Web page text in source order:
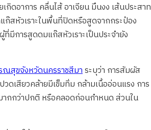
ดอาการ คลื่นไส้ อาเจียน มึนงง เส้นประสาท
ก๊สหัวเราะในพื้นที่ปิดหรือสูดจากกระป๋อง
ที่มีการสูดดมแก๊สหัวเราะเป็นประจำยัง
ณสุขจังหวัดนครราชสีมาระบุว่า การสัมผัส
เสียวคล้ายมีเข็มทิ่ม กล้ามเนื้ออ่อนแรง การ
ากกว่าปกติ หรือคลอดก่อนกำหนด ส่วนใน